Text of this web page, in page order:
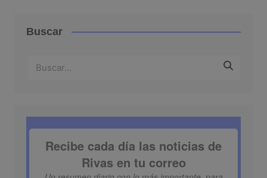
Buscar